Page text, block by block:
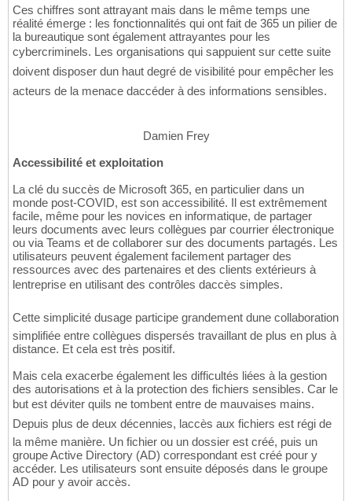
Ces chiffres sont attrayant mais dans le même temps une
réalité émerge : les fonctionnalités qui ont fait de 365 un pilier de
la bureautique sont également attrayantes pour les
cybercriminels. Les organisations qui sappuient sur cette suite
doivent disposer dun haut degré de visibilité pour empêcher les
acteurs de la menace daccéder à des informations sensibles.
Damien Frey
Accessibilité et exploitation
La clé du succès de Microsoft 365, en particulier dans un
monde post-COVID, est son accessibilité. Il est extrêmement
facile, même pour les novices en informatique, de partager
leurs documents avec leurs collègues par courrier électronique
ou via Teams et de collaborer sur des documents partagés. Les
utilisateurs peuvent également facilement partager des
ressources avec des partenaires et des clients extérieurs à
lentreprise en utilisant des contrôles daccès simples.
Cette simplicité dusage participe grandement dune collaboration
simplifiée entre collègues dispersés travaillant de plus en plus à
distance. Et cela est très positif.
Mais cela exacerbe également les difficultés liées à la gestion
des autorisations et à la protection des fichiers sensibles. Car le
but est déviter quils ne tombent entre de mauvaises mains.
Depuis plus de deux décennies, laccès aux fichiers est régi de
la même manière. Un fichier ou un dossier est créé, puis un
groupe Active Directory (AD) correspondant est créé pour y
accéder. Les utilisateurs sont ensuite déposés dans le groupe
AD pour y avoir accès.